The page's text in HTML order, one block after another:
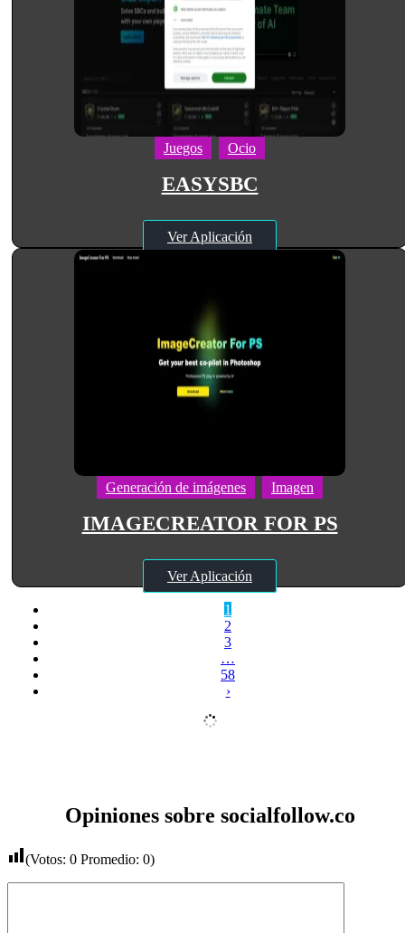
Juegos Ocio
EASYSBC
Ver Aplicación
Generación de imágenes Imagen
IMAGECREATOR FOR PS
Ver Aplicación
1
2
3
…
58
›
Opiniones sobre socialfollow.co
(Votos: 0 Promedio: 0)